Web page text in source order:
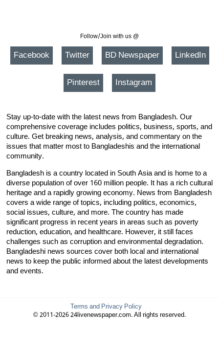
Follow/Join with us @
Facebook Twitter BD Newspaper LinkedIn
Pinterest Instagram
Stay up-to-date with the latest news from Bangladesh. Our
comprehensive coverage includes politics, business, sports, and
culture. Get breaking news, analysis, and commentary on the
issues that matter most to Bangladeshis and the international
community.
Bangladesh is a country located in South Asia and is home to a
diverse population of over 160 million people. It has a rich cultural
heritage and a rapidly growing economy. News from Bangladesh
covers a wide range of topics, including politics, economics,
social issues, culture, and more. The country has made
significant progress in recent years in areas such as poverty
reduction, education, and healthcare. However, it still faces
challenges such as corruption and environmental degradation.
Bangladeshi news sources cover both local and international
news to keep the public informed about the latest developments
and events.
Terms and Privacy Policy
© 2011-2026 24livenewspaper.com. All rights reserved.